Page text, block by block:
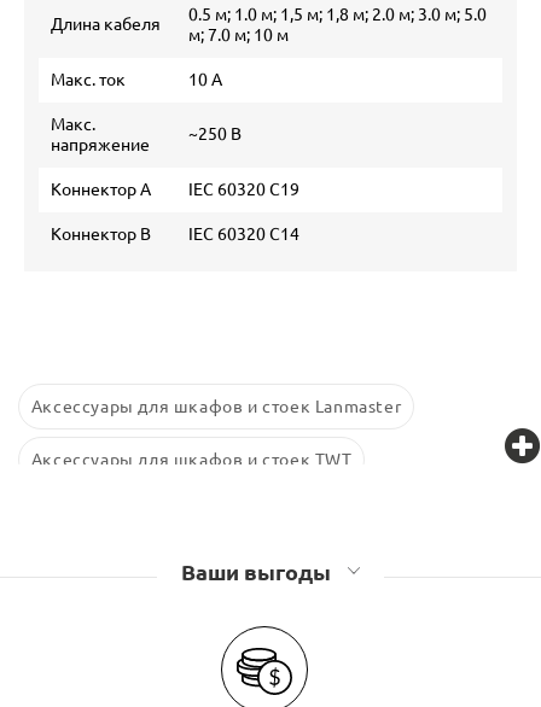
Длина кабеля
0.5 м; 1.0 м; 1,5 м; 1,8 м; 2.0 м; 3.0 м; 5.0
м; 7.0 м; 10 м
Макс. ток 10 А
Макс.
напряжение
~250 В
Коннектор А IEC 60320 C19
Коннектор В IEC 60320 C14
Аксессуары для шкафов и стоек Lanmaster
Аксессуары для шкафов и стоек TWT
Аксессуары для шкафов и стоек Связьстройдеталь
Ваши выгоды